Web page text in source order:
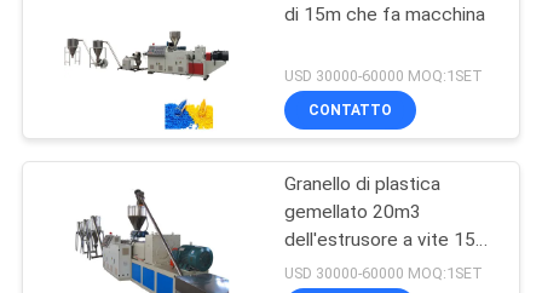
VIDEO
SIAMO
VISITA
di 15m che fa macchina
USD 30000-60000 MOQ:1SET
CONTATTO
Granello di plastica
gemellato 20m3
dell'estrusore a vite 15m
che fa macchina
USD 30000-60000 MOQ:1SET